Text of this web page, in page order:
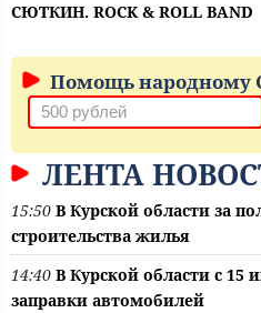
СЮТКИН. ROCK & ROLL BAND
Помощь народному
ЛЕНТА
15:50 В Курской области за
строительства жилья
14:40 В Курской области с 15
заправки автомобилей